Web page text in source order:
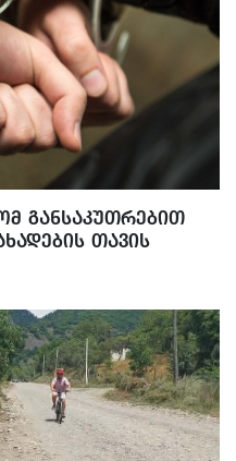
ᲒᲐᲜᲡᲐᲙᲣᲗᲠᲔᲑᲘᲗ
ᲗᲐᲕᲘᲡ
ᲗᲐᲦᲚᲘᲗᲝᲑᲘᲡ
ᲥᲝᲜᲔᲑᲠᲘᲕᲘ
ᲓᲐᲛᲜᲐᲨᲐᲕᲔᲓ ᲪᲜᲝ